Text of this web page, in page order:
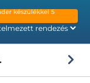
készülékkel 5